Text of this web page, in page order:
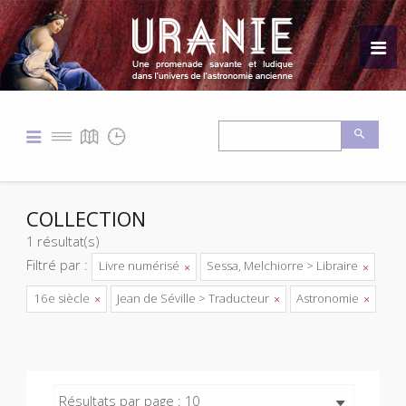
COLLECTION
1 résultat(s)
Filtré par :
Livre numérisé
Sessa, Melchiorre > Libraire
16e siècle
Jean de Séville > Traducteur Astronomie
Résultats par page : 10